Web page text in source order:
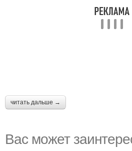
читать дальше →
Вас может